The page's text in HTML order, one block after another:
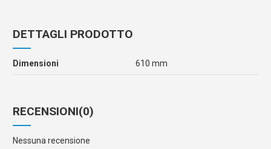
DETTAGLI PRODOTTO
Dimensioni 610 mm
RECENSIONI(0)
Nessuna recensione